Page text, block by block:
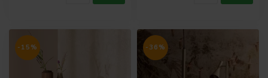
-15% -36%